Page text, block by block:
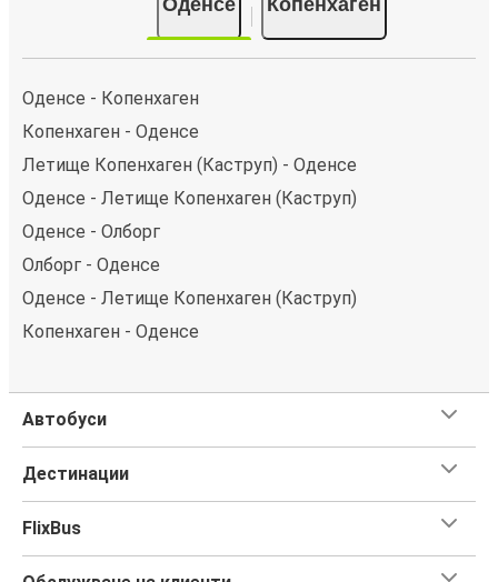
Оденсе Копенхаген
Оденсе - Копенхаген
Копенхаген - Оденсе
Летище Копенхаген (Каструп) - Оденсе
Оденсе - Летище Копенхаген (Каструп)
Оденсе - Олборг
Олборг - Оденсе
Оденсе - Летище Копенхаген (Каструп)
Копенхаген - Оденсе
Автобуси
Дестинации
FlixBus